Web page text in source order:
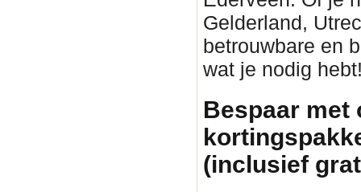
Gelderland,
betrouwbare en
wat je nodig
Bespaar met
(inclusief